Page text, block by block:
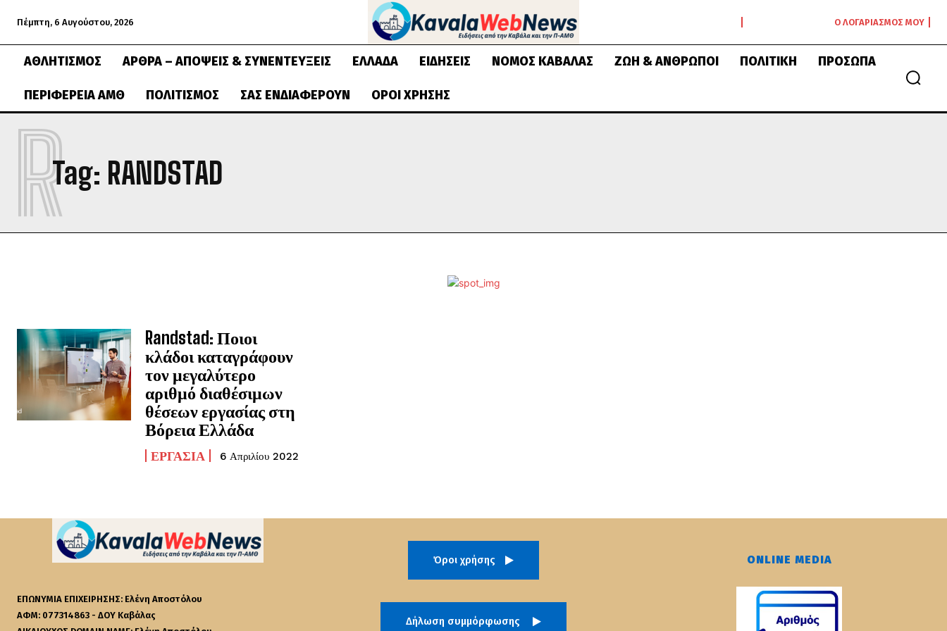
Πέμπτη, 6 Αυγούστου, 2026 Ο ΛΟΓΑΡΙΑΣΜΌΣ ΜΟΥ
ΑΘΛΗΤΙΣΜΌΣ ΆΡΘΡΑ – ΑΠΌΨΕΙΣ & ΣΥΝΕΝΤΕΎΞΕΙΣ ΕΛΛΆΔΑ ΕΙΔΉΣΕΙΣ ΝΟΜΌΣ ΚΑΒΆΛΑΣ ΖΩΉ & ΆΝΘΡΩΠΟΙ ΠΟΛΙΤΙΚΉ ΠΡΌΣΩΠΑ
ΠΕΡΙΦΈΡΕΙΑ ΑΜΘ ΠΟΛΙΤΙΣΜΌΣ ΣΑΣ ΕΝΔΙΑΦΈΡΟΥΝ ΌΡΟΙ ΧΡΉΣΗΣ
Tag: RANDSTAD
R
Randstad: Ποιοι
κλάδοι καταγράφουν
τον μεγαλύτερο
αριθμό διαθέσιμων
θέσεων εργασίας στη
Βόρεια Ελλάδα
ΕΡΓΑΣΊΑ 6 Απριλίου 2022
ΕΠΩΝΥΜΙΑ ΕΠΙΧΕΙΡΗΣΗΣ: Ελένη Αποστόλου
ΑΦΜ: 077314863 - ΔΟΥ Καβάλας
Όροι χρήσης
Δήλωση συμμόρφωσης
ONLINE MEDIA